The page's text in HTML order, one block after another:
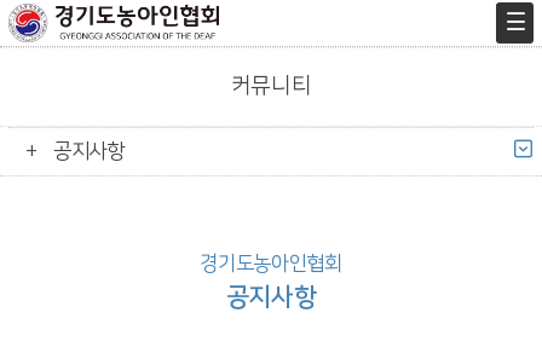
커뮤니티
공지사항
경기도농아인협회
공지사항